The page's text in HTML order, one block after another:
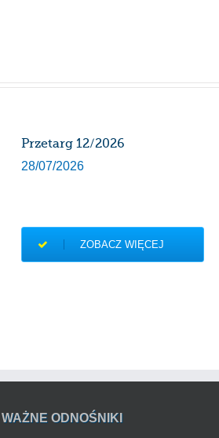
Przetarg 12/2026
28/07/2026
ZOBACZ WIĘCEJ
WAŻNE ODNOŚNIKI